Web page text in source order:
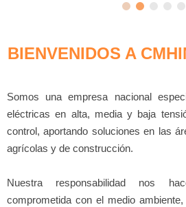
BIENVENIDOS A
Somos una empresa nacional
eléctricas en alta, media y baja
control, aportando soluciones en las
agrícolas y de construcción.
Nuestra responsabilidad nos
comprometida con el medio